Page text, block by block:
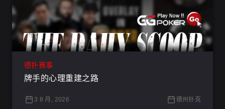
德扑赛事
牌手的心理重建之路
3 8 月, 2026 德州扑克